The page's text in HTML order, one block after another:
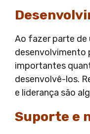
Ao fazer parte de
desenvolvimento
importantes
desenvolvê-los.
e liderança são
Suporte e